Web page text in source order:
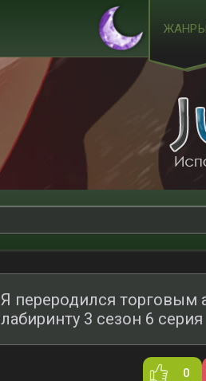
ЖАНРЫ
Я переродился торговым
лабиринту 3 сезон 6 серия
0